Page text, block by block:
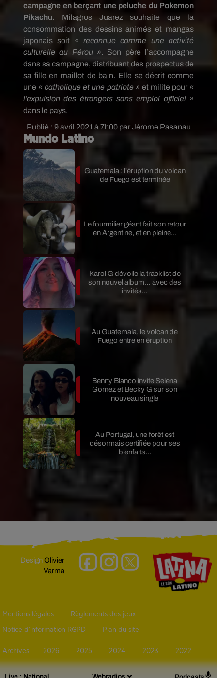
Live : National Webradios
Publié : 9 avril 2021 à 7h00 par Jérome Pasanau
campagne en berçant une peluche du Pokemon
Pikachu. Milagros Juarez souhaite que la
consommation des dessins animés et mangas
japonais soit « reconnue comme une activité
culturelle au Pérou ». Son père l’accompagne
dans sa campagne, distribuant des prospectus de
sa fille en maillot de bain. Elle se décrit comme
une « catholique et une patriote » et milite pour «
l’expulsion des étrangers sans emploi officiel »
dans le pays.
Mundo Latino
Guatemala : l'éruption du volcan
de Fuego est terminée
Le fourmilier géant fait son retour
en Argentine, et en pleine...
Karol G dévoile la tracklist de
son nouvel album… avec des
invités...
Au Guatemala, le volcan de
Fuego entre en éruption
Benny Blanco invite Selena
Gomez et Becky G sur son
nouveau single
Au Portugal, une forêt est
désormais certifiée pour ses
bienfaits...
DesignOlivier
Varma
Mentions légales Règlements des jeux
Notice d’information RGPD Plan du site
Archives 2026 2025 2024 2023 2022